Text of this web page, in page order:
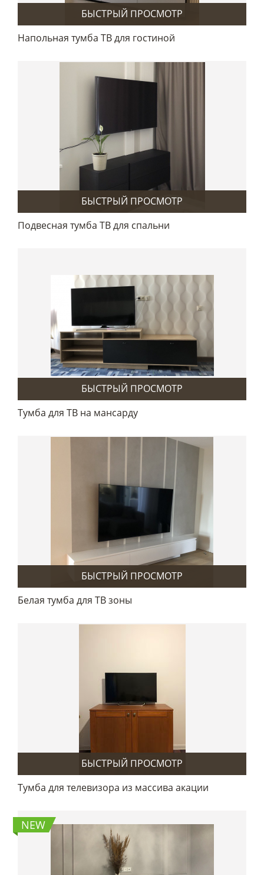
БЫСТРЫЙ ПРОСМОТР
Напольная тумба ТВ для гостиной
БЫСТРЫЙ ПРОСМОТР
Подвесная тумба ТВ для спальни
БЫСТРЫЙ ПРОСМОТР
Тумба для ТВ на мансарду
БЫСТРЫЙ ПРОСМОТР
Белая тумба для ТВ зоны
БЫСТРЫЙ ПРОСМОТР
Тумба для телевизора из массива акации
NEW